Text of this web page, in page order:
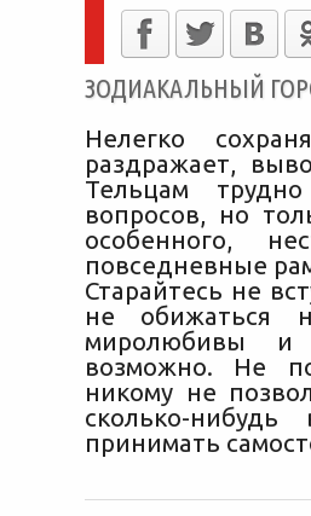
ЗОДИАКАЛЬНЫЙ
Нелегко
раздражает,
Тельцам
вопросов, но
особенного,
повседневные
Старайтесь не
не обижаться
миролюбивы и
возможно. Не
никому не
сколько-
принимать